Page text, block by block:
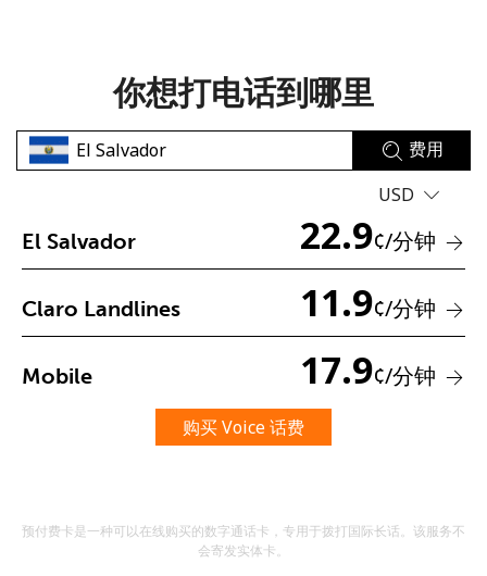
一个大写字母和一个小写字母
你想打电话到哪里
费用
USD
El Salvador 22.9¢/分钟
Claro Landlines 11.9¢/分钟
Mobile 17.9¢/分钟
购买 Voice 话费
预付费卡是一种可以在线购买的数字通话卡，专用于拨打国际长话。该服务不
会寄发实体卡。